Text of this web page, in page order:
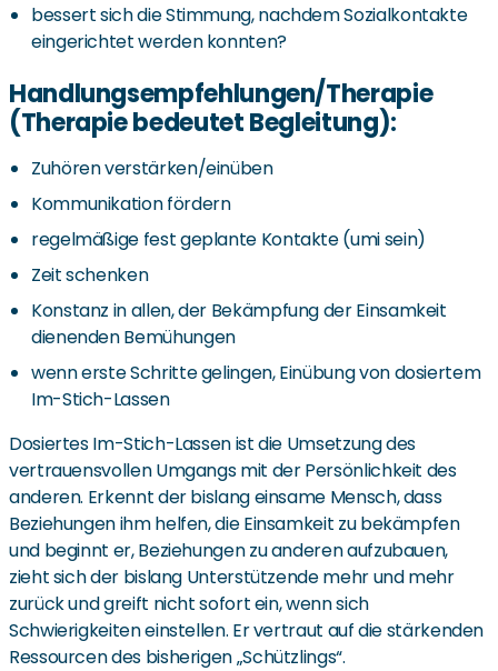
bessert sich die Stimmung, nachdem Sozialkontakte
eingerichtet werden konnten?
Handlungsempfehlungen/Therapie
(Therapie bedeutet Begleitung):
Zuhören verstärken/einüben
Kommunikation fördern
regelmäßige fest geplante Kontakte (umi sein)
Zeit schenken
Konstanz in allen, der Bekämpfung der Einsamkeit
dienenden Bemühungen
wenn erste Schritte gelingen, Einübung von dosiertem
Im-Stich-Lassen
Dosiertes Im-Stich-Lassen ist die Umsetzung des
vertrauensvollen Umgangs mit der Persönlichkeit des
anderen. Erkennt der bislang einsame Mensch, dass
Beziehungen ihm helfen, die Einsamkeit zu bekämpfen
und beginnt er, Beziehungen zu anderen aufzubauen,
zieht sich der bislang Unterstützende mehr und mehr
zurück und greift nicht sofort ein, wenn sich
Schwierigkeiten einstellen. Er vertraut auf die stärkenden
Ressourcen des bisherigen „Schützlings“.